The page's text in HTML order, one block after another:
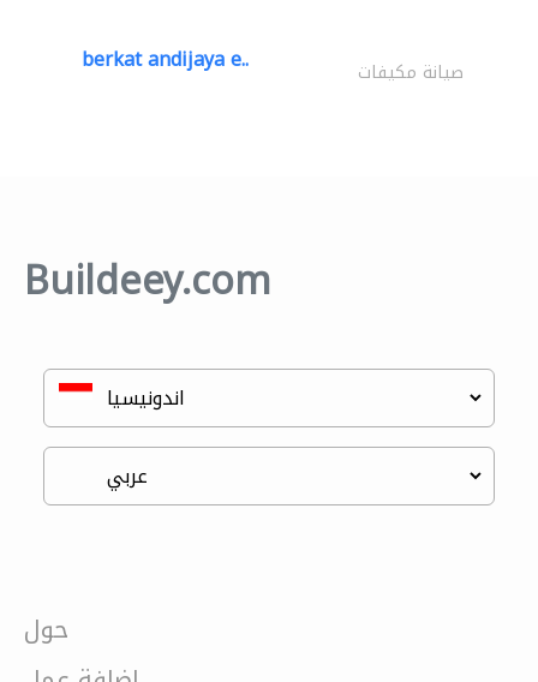
berkat andijaya e.. صيانة مكيفات
Buildeey.com
حول